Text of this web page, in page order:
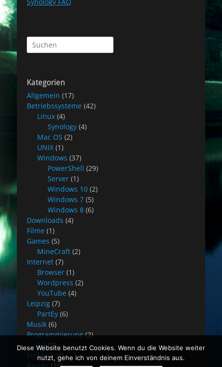
Suchen
nach:
Kategorien
Allgemein (17)
Betriebssysteme (42)
Linux (4)
Synology (4)
Mac OS (2)
UNIX (1)
Windows (37)
PowerShell (29)
Server (1)
Windows 10 (2)
Windows 7 (5)
Windows 8 (6)
Downloads (4)
Filme (1)
Games (5)
MineCraft (2)
Internet (7)
Browser (1)
Wordpress (2)
YouTube (4)
Leipzig (7)
PartEy (6)
Musik (6)
Programmierung (2)
C#(2)
Projekte (4)
Diese Website benutzt Cookies. Wenn du die Website weiter
nutzt, gehe ich von deinem Einverständnis aus.